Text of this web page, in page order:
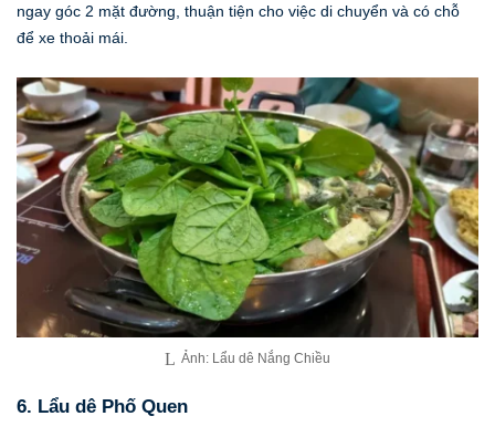
ngay góc 2 mặt đường, thuận tiện cho việc di chuyển và có chỗ
để xe thoải mái.
Ảnh: Lẩu dê Nắng Chiều
6. Lẩu dê Phố Quen